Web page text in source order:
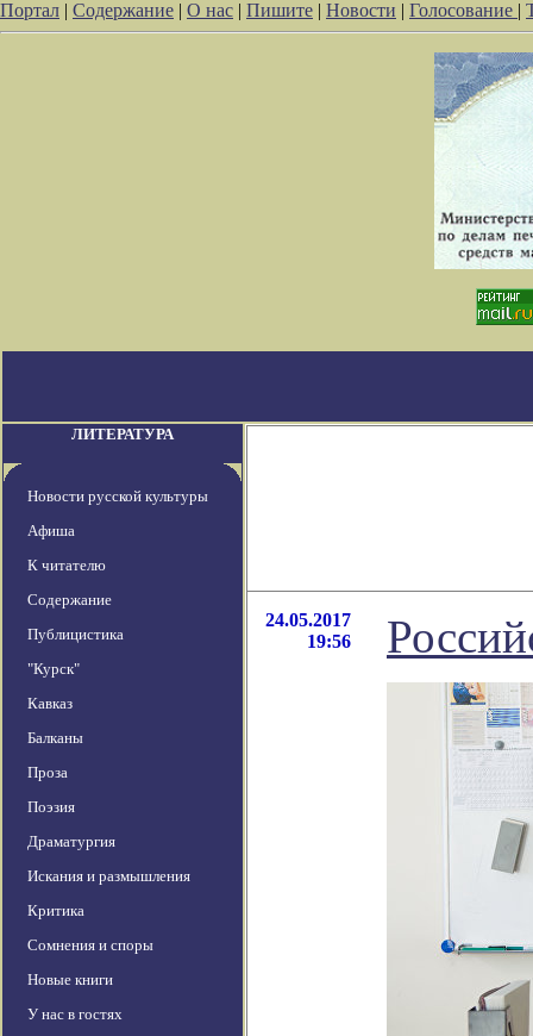
Портал | Содержание | О нас | Пишите | Новости | Голосование |
ЛИТЕРАТУРА
Новости русской культуры
Афиша
К читателю
Содержание
Публицистика
"Курск"
Кавказ
Балканы
Проза
Поэзия
Драматургия
Искания и размышления
Критика
Сомнения и споры
Новые книги
У нас в гостях
24.05.2017
19:56